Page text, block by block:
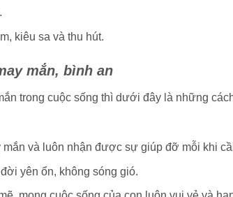
kiêu sa và thu hút.
mắn, bình an
trong cuộc sống thì dưới đây là những
và luôn nhận được sự giúp đỡ mỗi khi
yên ổn, không sóng gió.